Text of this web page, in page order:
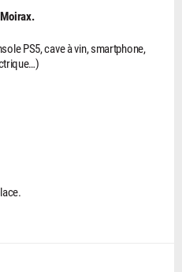
PS5, cave à vin, smartphone,